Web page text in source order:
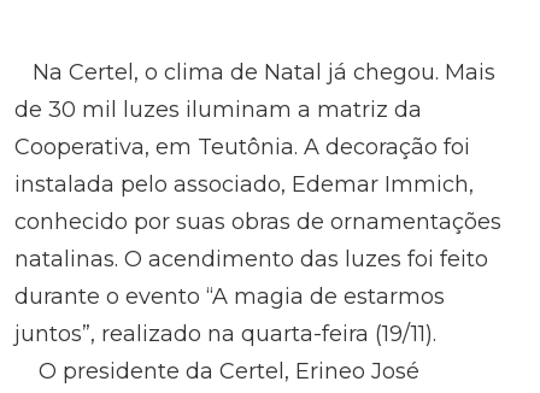
Na Certel, o clima de Natal já chegou. Mais
de 30 mil luzes iluminam a matriz da
Cooperativa, em Teutônia. A decoração foi
instalada pelo associado, Edemar Immich,
conhecido por suas obras de ornamentações
natalinas. O acendimento das luzes foi feito
durante o evento “A magia de estarmos
juntos”, realizado na quarta-feira (19/11).
O presidente da Certel, Erineo José